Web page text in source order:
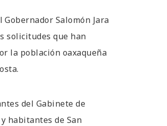
Salomón Jara
solicitudes que han
la población oaxaqueña
del Gabinete de
habitantes de San